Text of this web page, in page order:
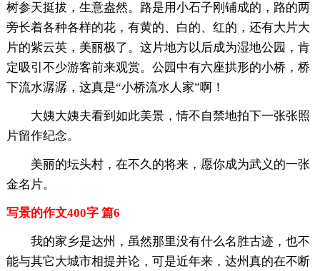
树参天挺拔，生意盎然。路是用小石子刚铺成的，路的两
旁长着各种各样的花，有黄的、白的、红的，还有大片大
片的紫云英，美丽极了。这片地方以后成为湿地公园，肯
定吸引不少游客前来观赏。公园中有六座拱形的小桥，桥
下流水潺潺，这真是“小桥流水人家”啊！
大姨大姨夫看到如此美景，情不自禁地拍下一张张照
片留作纪念。
美丽的坛头村，在不久的将来，愿你成为武义的一张
金名片。
写景的作文400字 篇6
我的家乡是达州，虽然那里没有什么名胜古迹，也不
能与其它大城市相提并论，可是近年来，达州真的在不断